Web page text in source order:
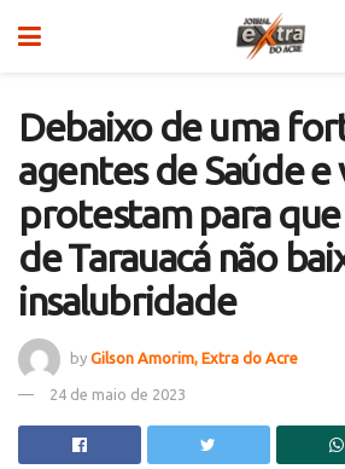
Debaixo de uma
agentes de Saúde
protestam para
de Tarauacá não
insalubridade
by Gilson Amorim, Extra do Acre
24 de maio de 2023